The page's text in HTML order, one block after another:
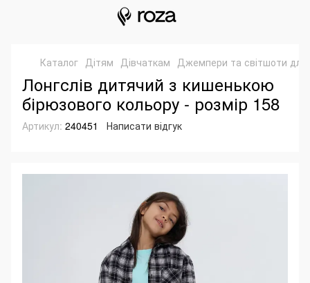
Каталог Дітям Дівчаткам Джемпери та світшоти для
Лонгслів дитячий з кишенькою
бірюзового кольору - розмір 158
Артикул: 240451 Написати відгук